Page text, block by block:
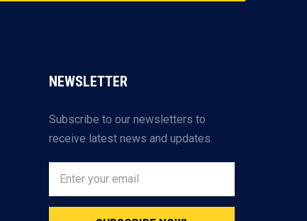
NEWSLETTER
Subscribe to our newsletters to
receive latest news and updates.